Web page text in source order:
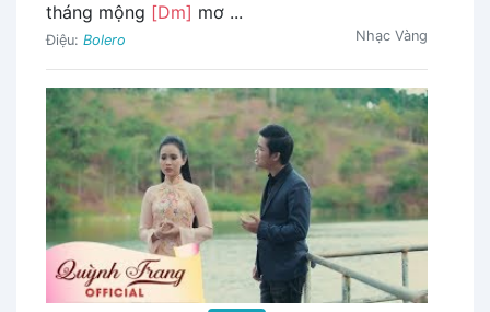
tháng mộng [Dm] mơ ...
Điệu: Bolero Nhạc Vàng